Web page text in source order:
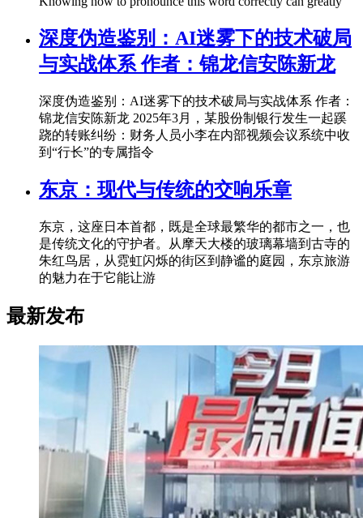
深度伪造鉴别：AI迷雾下的技术破局
与实战体系 作者：锦龙信安陈新龙
深度伪造鉴别：AI迷雾下的技术破局与实战体系 作者：
锦龙信安陈新龙 2025年3月，某股份制银行发生一起蹊
跷的转账纠纷：财务人员小李在内部视频会议系统中收
到“行长”的专属指令
东京：现代与传统的交响乐章
东京，这座日本首都，既是全球最繁华的都市之一，也
是传统文化的守护者。从摩天大楼的玻璃幕墙到古寺的
朱红鸟居，从霓虹闪烁的街区到静谧的庭园，东京旅游
的魅力在于它能让游
最新发布